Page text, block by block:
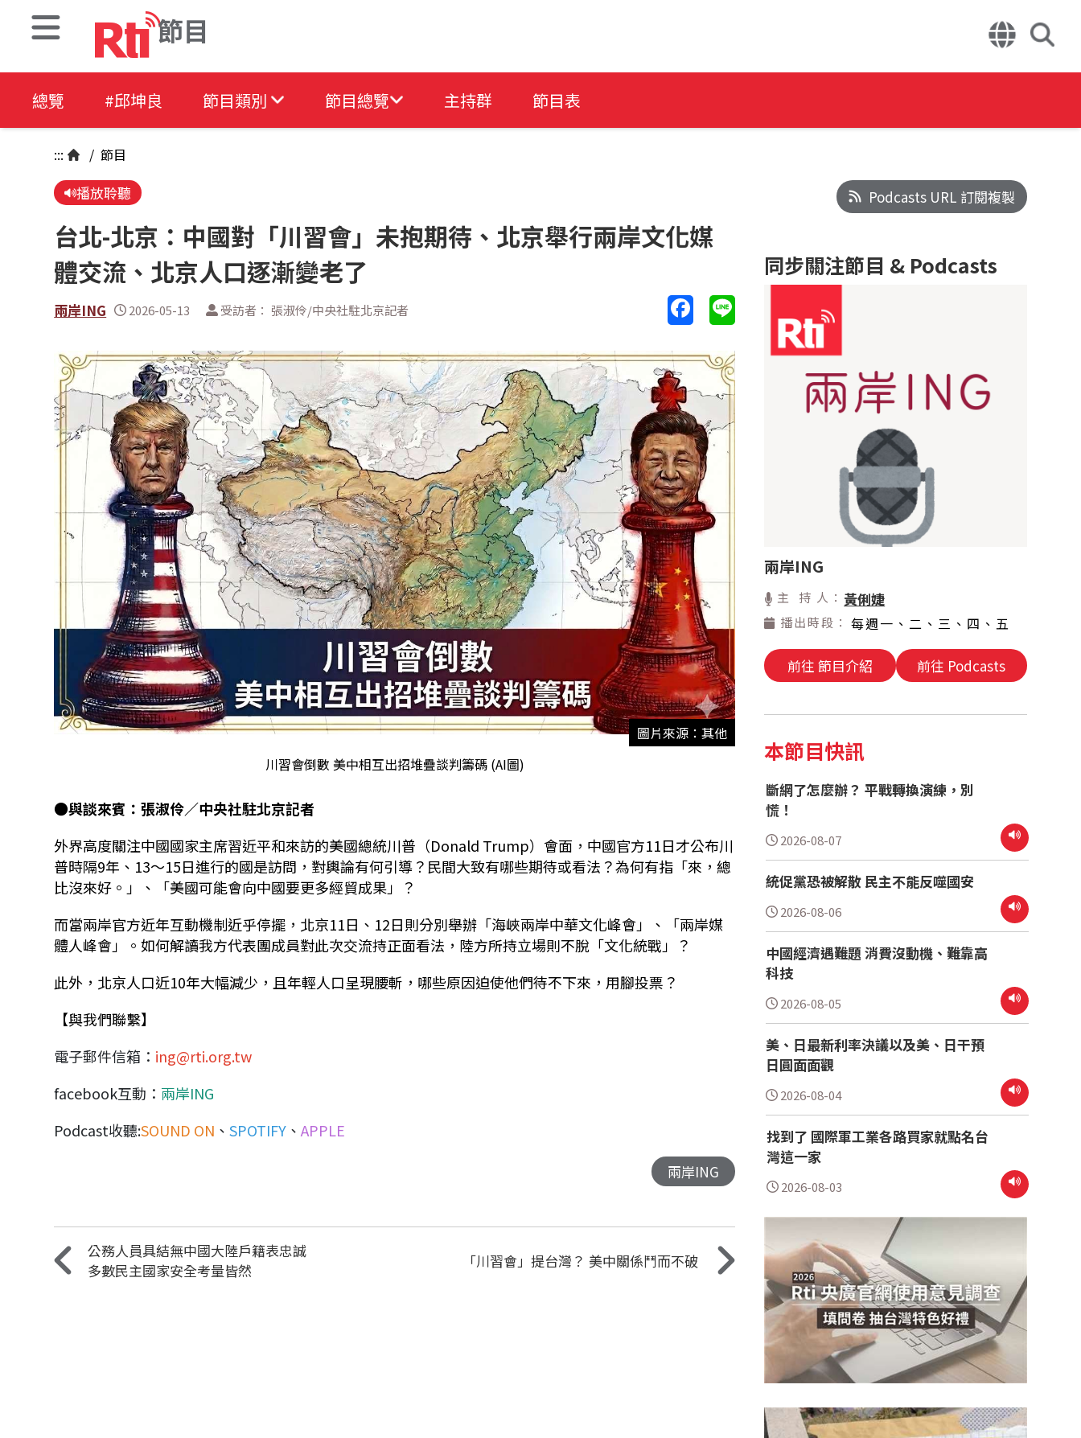
節目
總覽 #邱坤良 節目類別 節目總覽 主持群 節目表
::: / 節目
播放聆聽
台北-北京：中國對「川習會」未抱期待、北京舉行兩岸文化媒
體交流、北京人口逐漸變老了
兩岸ING 2026-05-13 受訪者： 張淑伶/中央社駐北京記者
圖片來源：其他
川習會倒數 美中相互出招堆疊談判籌碼 (AI圖)
●與談來賓：張淑伶／中央社駐北京記者
外界高度關注中國國家主席習近平和來訪的美國總統川普（Donald Trump） 會面，中國官方11日才公布川
普時隔9年、 13～15日進行的國是訪問，對輿論有何引導？民間大致有哪些期待或看法？為何有指「來，總
比沒來好。」、「美國可能會向中國要更多經貿成果」？
而當兩岸官方近年互動機制近乎停擺，北京11日、 12日則分別舉辦「海峽兩岸中華文化峰會」、「兩岸媒
體人峰會」。如何解讀我方代表團成員對此次交流持正面看法，陸方所持立場則不脫「文化統戰」？
此外，北京人口近10年大幅減少，且年輕人口呈現腰斬，哪些原因迫使他們待不下來，用腳投票？
【與我們聯繫】
電子郵件信箱： ing@rti.org.tw
facebook互動： 兩岸ING
Podcast收聽:SOUND ON 、SPOTIFY 、APPLE
兩岸ING
公務人員具結無中國大陸戶籍表忠誠
多數民主國家安全考量皆然
「川習會」提台灣？ 美中關係鬥而不破
Podcasts URL 訂閱複製
同步關注節目 & Podcasts
兩岸ING
主 持 人： 黃俐婕
播出時段： 每週一、二、三、四、五
前往 節目介紹 前往 Podcasts
本節目快訊
斷網了怎麼辦？ 平戰轉換演練，別
慌！
2026-08-07
統促黨恐被解散 民主不能反噬國安
2026-08-06
中國經濟遇難題 消費沒動機、難靠高
科技
2026-08-05
美、日最新利率決議以及美、日干預
日圓面面觀
2026-08-04
找到了 國際軍工業各路買家就點名台
灣這一家
2026-08-03